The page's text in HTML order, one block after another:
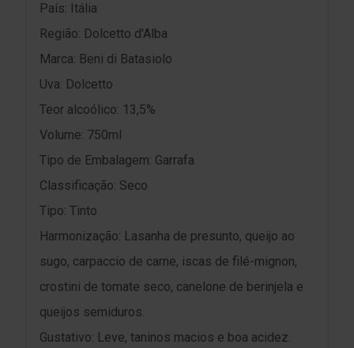
País: Itália
Região: Dolcetto d'Alba
Marca: Beni di Batasiolo
Uva: Dolcetto
Teor alcoólico: 13,5%
Volume: 750ml
Tipo de Embalagem: Garrafa
Classificação: Seco
Tipo: Tinto
Harmonização: Lasanha de presunto, queijo ao
sugo, carpaccio de carne, iscas de filé-mignon,
crostini de tomate seco, canelone de berinjela e
queijos semiduros.
Gustativo: Leve, taninos macios e boa acidez.